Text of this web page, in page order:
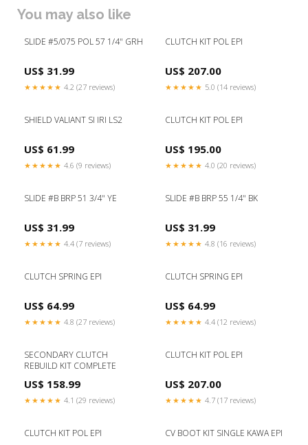
You may also like
SLIDE #5/075 POL 57 1/4" GRH
US$ 31.99
★★★★★ 4.2 (27 reviews)
CLUTCH KIT POL EPI
US$ 207.00
★★★★★ 5.0 (14 reviews)
SHIELD VALIANT SI IRI LS2
US$ 61.99
★★★★★ 4.6 (9 reviews)
CLUTCH KIT POL EPI
US$ 195.00
★★★★★ 4.0 (20 reviews)
SLIDE #B BRP 51 3/4" YE
US$ 31.99
★★★★★ 4.4 (7 reviews)
SLIDE #B BRP 55 1/4" BK
US$ 31.99
★★★★★ 4.8 (16 reviews)
CLUTCH SPRING EPI
US$ 64.99
★★★★★ 4.8 (27 reviews)
CLUTCH SPRING EPI
US$ 64.99
★★★★★ 4.4 (12 reviews)
SECONDARY CLUTCH
REBUILD KIT COMPLETE
US$ 158.99
★★★★★ 4.1 (29 reviews)
CLUTCH KIT POL EPI
US$ 207.00
★★★★★ 4.7 (17 reviews)
CLUTCH KIT POL EPI CV BOOT KIT SINGLE KAWA EPI